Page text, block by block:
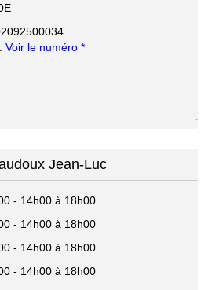
:Voir le numéro *
-
Jean-Luc
- 14h00 à 18h00
- 14h00 à 18h00
- 14h00 à 18h00
- 14h00 à 18h00